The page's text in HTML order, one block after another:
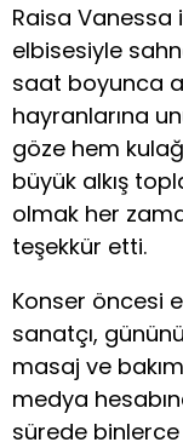
Raisa Vanessa
elbisesiyle
saat boyunca
hayranlarına
göze hem
büyük alkış
olmak her
teşekkür etti.
Konser öncesi
sanatçı,
masaj ve
medya
sürede